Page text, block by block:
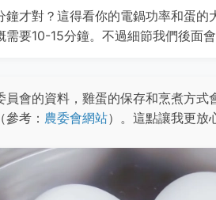
鐘才對？這得看你的電鍋功率和蛋
要10-15分鐘。不過細節我們後面會
員會的資料，雞蛋的保存和烹煮方
考： 農委會網站）。這點讓我更放